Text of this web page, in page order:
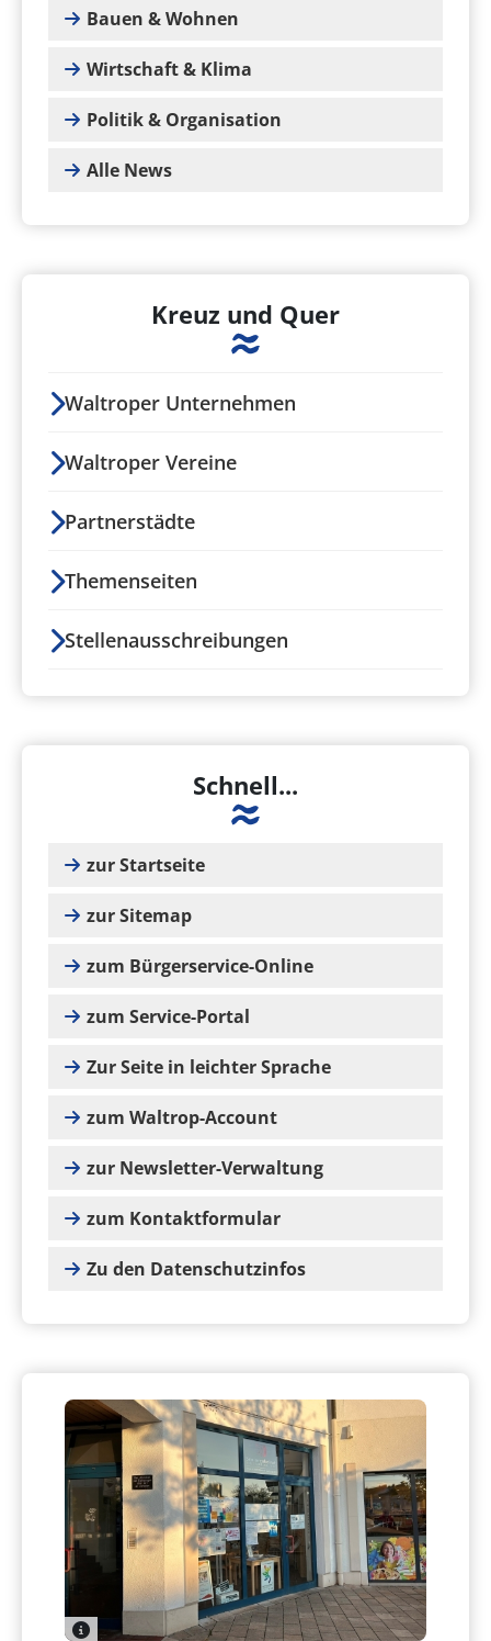
Bauen & Wohnen
Wirtschaft & Klima
Politik & Organisation
Alle News
Kreuz und Quer
Waltroper Unternehmen
Waltroper Vereine
Partnerstädte
Themenseiten
Stellenausschreibungen
Schnell...
zur Startseite
zur Sitemap
zum Bürgerservice-Online
zum Service-Portal
Zur Seite in leichter Sprache
zum Waltrop-Account
zur Newsletter-Verwaltung
zum Kontaktformular
Zu den Datenschutzinfos